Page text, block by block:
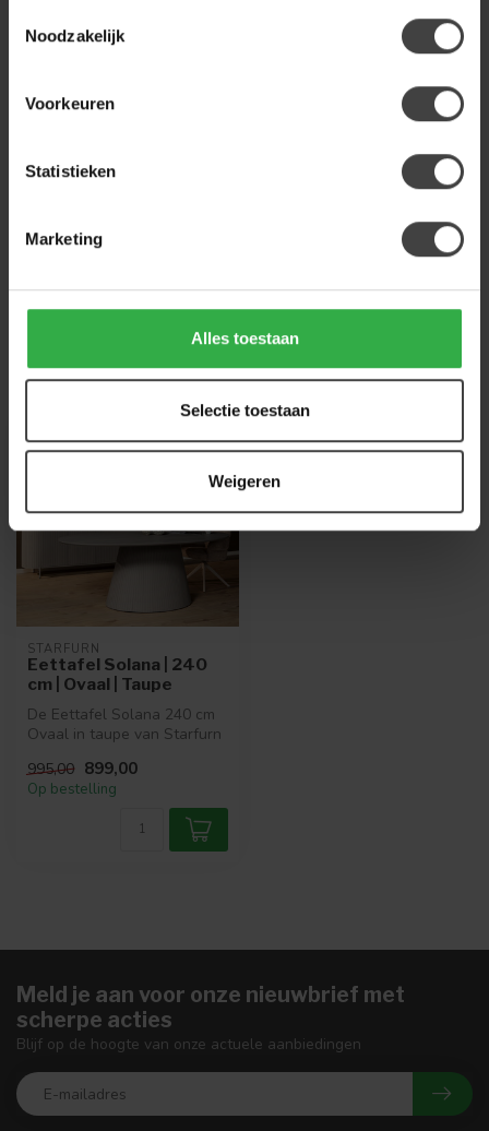
Noodzakelijk
Voorkeuren
Statistieken
Marketing
Alles toestaan
Selectie toestaan
Weigeren
BENOA
Benoa Eettafel Mango Deens
Op voorraad
Of heb je hulp nodig bij de bestelling? Neem
gerust contact op met onze klantenservice
+31 224 850
Recent bekeken
-10%
STARFURN
Eettafel Solana | 240
cm | Ovaal | Taupe
De Eettafel Solana 240 cm
Ovaal in taupe van Starfurn
995,00 899,00
Op bestelling
Meld je aan voor onze nieuwbrief met
scherpe acties
Blijf op de hoogte van onze actuele aanbiedingen